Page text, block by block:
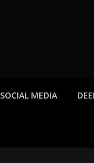
SOCIAL MEDIA